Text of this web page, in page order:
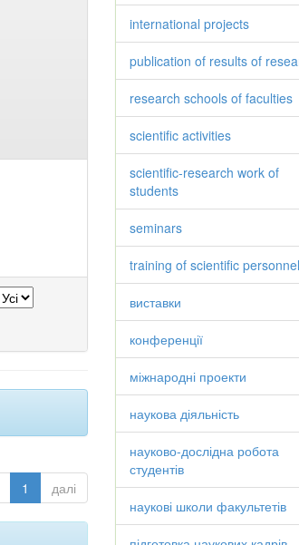
1 далі
international projects
publication of results of
research schools of faculties
scientific activities
scientific-research work of
students
seminars
training of scientific personnel
виставки
конференції
міжнародні проекти
наукова діяльність
науково-дослідна робота
студентів
наукові школи факультетів